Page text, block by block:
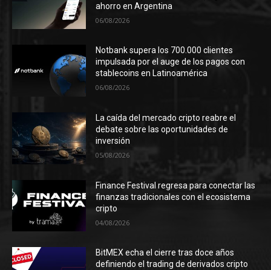
ahorro en Argentina
06/08/2026
Notbank supera los 700.000 clientes
impulsada por el auge de los pagos con
stablecoins en Latinoamérica
06/08/2026
La caída del mercado cripto reabre el
debate sobre las oportunidades de
inversión
05/08/2026
Finance Festival regresa para conectar las
finanzas tradicionales con el ecosistema
cripto
04/08/2026
BitMEX echa el cierre tras doce años
definiendo el trading de derivados cripto